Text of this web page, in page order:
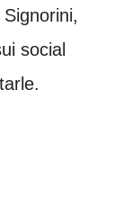
social